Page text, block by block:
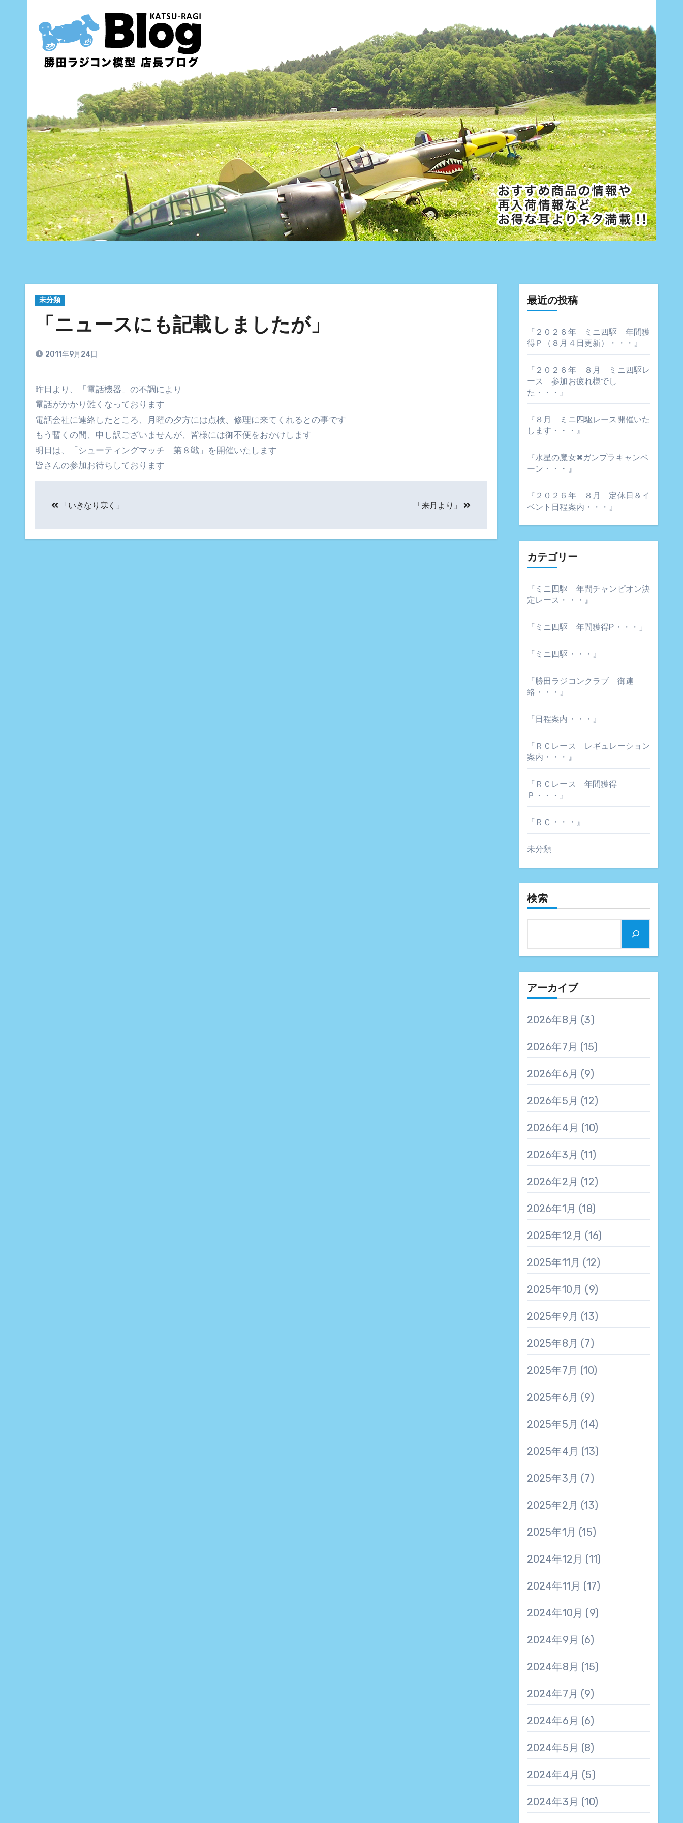
未分類
「ニュースにも記載しましたが」
2011年9月24日
昨日より、「電話機器」の不調により
電話がかかり難くなっております
電話会社に連絡したところ、月曜の夕方には点検、修理に来てくれるとの事です
もう暫くの間、申し訳ございませんが、皆様には御不便をおかけします
明日は、「シューティングマッチ 第８戦」を開催いたします
皆さんの参加お待ちしております
ナ
「いきなり寒く」 「来月より」
最近の投稿
『２０２６年 ミニ四駆 年間獲
得Ｐ（８月４日更新）・・・』
『２０２６年 ８月 ミニ四駆レ
ース 参加お疲れ様でし
た・・・』
『８月 ミニ四駆レース開催いた
します・・・』
『水星の魔女✖ガンプラキャンペ
ーン・・・』
『２０２６年 ８月 定休日＆イ
ベント日程案内・・・』
カテゴリー
『ミニ四駆 年間チャンピオン決
定レース・・・』
『ミニ四駆 年間獲得P・・・」
『ミニ四駆・・・』
『勝田ラジコンクラブ 御連
絡・・・』
『日程案内・・・』
『ＲＣレース レギュレーション
案内・・・』
『ＲＣレース 年間獲得
Ｐ・・・』
『ＲＣ・・・』
未分類
検索
アーカイブ
2026年8月 (3)
2026年7月 (15)
2026年6月 (9)
2026年5月 (12)
2026年4月 (10)
2026年3月 (11)
2026年2月 (12)
2026年1月 (18)
2025年12月 (16)
2025年11月 (12)
2025年10月 (9)
2025年9月 (13)
2025年8月 (7)
2025年7月 (10)
2025年6月 (9)
2025年5月 (14)
2025年4月 (13)
2025年3月 (7)
2025年2月 (13)
2025年1月 (15)
2024年12月 (11)
2024年11月 (17)
2024年10月 (9)
2024年9月 (6)
2024年8月 (15)
2024年7月 (9)
2024年6月 (6)
2024年5月 (8)
2024年4月 (5)
2024年3月 (10)